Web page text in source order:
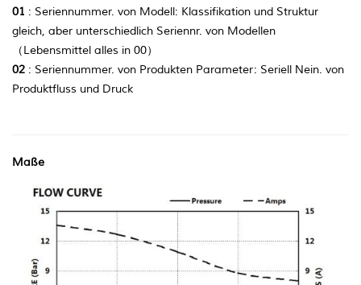
01 : Seriennummer. von Modell: Klassifikation und Struktur
gleich, aber unterschiedlich Seriennr. von Modellen
（Lebensmittel alles in 00）
02 : Seriennummer. von Produkten Parameter: Seriell Nein. von
Produktfluss und Druck
Maße